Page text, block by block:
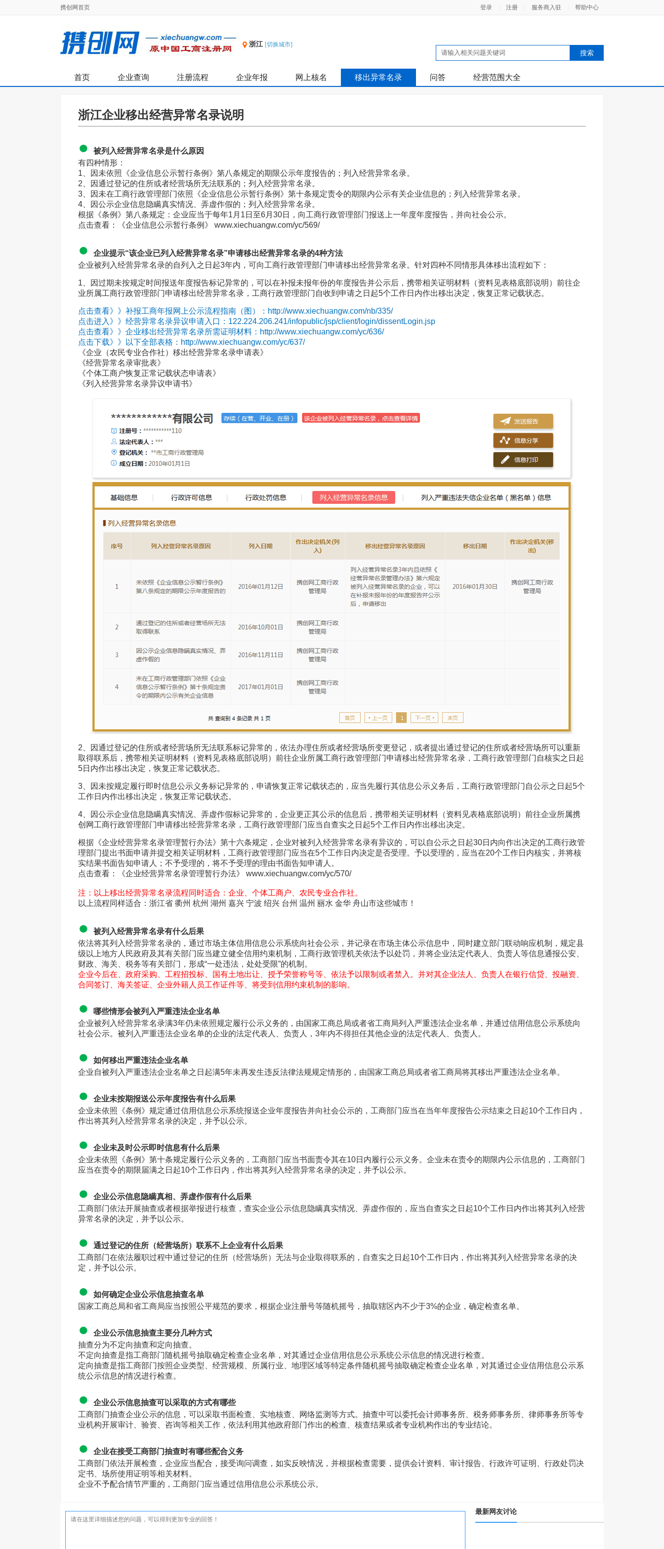
携创网首页 登录 注册 服务商入驻 帮助中心
浙江 [切换城市]
首页 企业查询 注册流程 企业年报 网上核名 移出异常名录 问答 经营范围大全
浙江企业移出经营异常名录说明
●
被列入经营异常名录是什么原因
有四种情形：
1、因未依照《企业信息公示暂行条例》第八条规定的期限公示年度报告的；列入经营异常名录。
2、因通过登记的住所或者经营场所无法联系的；列入经营异常名录。
3、因未在工商行政管理部门依照《企业信息公示暂行条例》第十条规定责令的期限内公示有关企业信息的；列入经营异常名录。
4、因公示企业信息隐瞒真实情况、弄虚作假的；列入经营异常名录。
根据《条例》第八条规定：企业应当于每年1月1日至6月30日，向工商行政管理部门报送上一年度年度报告，并向社会公示。
点击查看：《企业信息公示暂行条例》 www.xiechuangw.com/yc/569/
●
企业提示“该企业已列入经营异常名录”申请移出经营异常名录的4种方法
企业被列入经营异常名录的自列入之日起3年内，可向工商行政管理部门申请移出经营异常名录。针对四种不同情形具体移出流程如下：
1、因过期未按规定时间报送年度报告标记异常的，可以在补报未报年份的年度报告并公示后，携带相关证明材料（资料见表格底部说明）前往企
业所属工商行政管理部门申请移出经营异常名录，工商行政管理部门自收到申请之日起5个工作日内作出移出决定，恢复正常记载状态。
点击查看》》补报工商年报网上公示流程指南（图）：http://www.xiechuangw.com/nb/335/
点击进入》》经营异常名录异议申请入口：122.224.206.241/infopublic/jsp/client/login/dissentLogin.jsp
点击查看》》企业移出经营异常名录所需证明材料：http://www.xiechuangw.com/yc/636/
点击下载》》以下全部表格：http://www.xiechuangw.com/yc/637/
《企业（农民专业合作社）移出经营异常名录申请表》
《经营异常名录审批表》
《个体工商户恢复正常记载状态申请表》
《列入经营异常名录异议申请书》
2、因通过登记的住所或者经营场所无法联系标记异常的，依法办理住所或者经营场所变更登记，或者提出通过登记的住所或者经营场所可以重新
取得联系后，携带相关证明材料（资料见表格底部说明）前往企业所属工商行政管理部门申请移出经营异常名录，工商行政管理部门自核实之日起
5日内作出移出决定，恢复正常记载状态。
3、因未按规定履行即时信息公示义务标记异常的，申请恢复正常记载状态的，应当先履行其信息公示义务后，工商行政管理部门自公示之日起5个
工作日内作出移出决定，恢复正常记载状态。
4、因公示企业信息隐瞒真实情况、弄虚作假标记异常的，企业更正其公示的信息后，携带相关证明材料（资料见表格底部说明）前往企业所属携
创网工商行政管理部门申请移出经营异常名录，工商行政管理部门应当自查实之日起5个工作日内作出移出决定。
根据《企业经营异常名录管理暂行办法》第十六条规定，企业对被列入经营异常名录有异议的，可以自公示之日起30日内向作出决定的工商行政管
理部门提出书面申请并提交相关证明材料，工商行政管理部门应当在5个工作日内决定是否受理。予以受理的，应当在20个工作日内核实，并将核
实结果书面告知申请人；不予受理的，将不予受理的理由书面告知申请人。
点击查看：《企业经营异常名录管理暂行办法》 www.xiechuangw.com/yc/570/
注：以上移出经营异常名录流程同时适合：企业、个体工商户、农民专业合作社。
以上流程同样适合：浙江省 衢州 杭州 湖州 嘉兴 宁波 绍兴 台州 温州 丽水 金华 舟山市这些城市！
●
被列入经营异常名录有什么后果
依法将其列入经营异常名录的，通过市场主体信用信息公示系统向社会公示，并记录在市场主体公示信息中，同时建立部门联动响应机制，规定县
级以上地方人民政府及其有关部门应当建立健全信用约束机制，工商行政管理机关依法予以处罚，并将企业法定代表人、负责人等信息通报公安、
财政、海关、税务等有关部门，形成“一处违法，处处受限”的机制。
企业今后在、政府采购、工程招投标、国有土地出让、授予荣誉称号等、依法予以限制或者禁入。并对其企业法人、负责人在银行信贷、投融资、
合同签订、海关签证、企业外籍人员工作证件等、将受到信用约束机制的影响。
●
哪些情形会被列入严重违法企业名单
企业被列入经营异常名录满3年仍未依照规定履行公示义务的，由国家工商总局或者省工商局列入严重违法企业名单，并通过信用信息公示系统向
社会公示。被列入严重违法企业名单的企业的法定代表人、负责人，3年内不得担任其他企业的法定代表人、负责人。
●
如何移出严重违法企业名单
企业自被列入严重违法企业名单之日起满5年未再发生违反法律法规规定情形的，由国家工商总局或者省工商局将其移出严重违法企业名单。
●
企业未按期报送公示年度报告有什么后果
企业未依照《条例》规定通过信用信息公示系统报送企业年度报告并向社会公示的，工商部门应当在当年年度报告公示结束之日起10个工作日内，
作出将其列入经营异常名录的决定，并予以公示。
●
企业未及时公示即时信息有什么后果
企业未依照《条例》第十条规定履行公示义务的，工商部门应当书面责令其在10日内履行公示义务。企业未在责令的期限内公示信息的，工商部门
应当在责令的期限届满之日起10个工作日内，作出将其列入经营异常名录的决定，并予以公示。
●
企业公示信息隐瞒真相、弄虚作假有什么后果
工商部门依法开展抽查或者根据举报进行核查，查实企业公示信息隐瞒真实情况、弄虚作假的，应当自查实之日起10个工作日内作出将其列入经营
异常名录的决定，并予以公示。
●
通过登记的住所（经营场所）联系不上企业有什么后果
工商部门在依法履职过程中通过登记的住所（经营场所）无法与企业取得联系的，自查实之日起10个工作日内，作出将其列入经营异常名录的决
定，并予以公示。
●
如何确定企业公示信息抽查名单
国家工商总局和省工商局应当按照公平规范的要求，根据企业注册号等随机摇号，抽取辖区内不少于3%的企业，确定检查名单。
●
企业公示信息抽查主要分几种方式
抽查分为不定向抽查和定向抽查。
不定向抽查是指工商部门随机摇号抽取确定检查企业名单，对其通过企业信用信息公示系统公示信息的情况进行检查。
定向抽查是指工商部门按照企业类型、经营规模、所属行业、地理区域等特定条件随机摇号抽取确定检查企业名单，对其通过企业信用信息公示系
统公示信息的情况进行检查。
●
企业公示信息抽查可以采取的方式有哪些
工商部门抽查企业公示的信息，可以采取书面检查、实地核查、网络监测等方式。抽查中可以委托会计师事务所、税务师事务所、律师事务所等专
业机构开展审计、验资、咨询等相关工作，依法利用其他政府部门作出的检查、核查结果或者专业机构作出的专业结论。
●
企业在接受工商部门抽查时有哪些配合义务
工商部门依法开展检查，企业应当配合，接受询问调查，如实反映情况，并根据检查需要，提供会计资料、审计报告、行政许可证明、行政处罚决
定书、场所使用证明等相关材料。
企业不予配合情节严重的，工商部门应当通过信用信息公示系统公示。
最新网友讨论